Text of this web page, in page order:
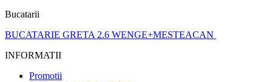
Bucatarii
BUCATARIE GRETA 2.6 WENGE+MESTEACAN
INFORMATII
Promotii